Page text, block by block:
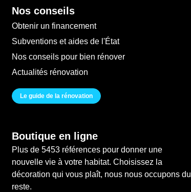
Nos conseils
Obtenir un financement
Subventions et aides de l'État
Nos conseils pour bien rénover
Actualités rénovation
Le guide de la rénovation
Boutique en ligne
Plus de 5453 références pour donner une
nouvelle vie à votre habitat. Choisissez la
décoration qui vous plaît, nous nous occupons du
reste.